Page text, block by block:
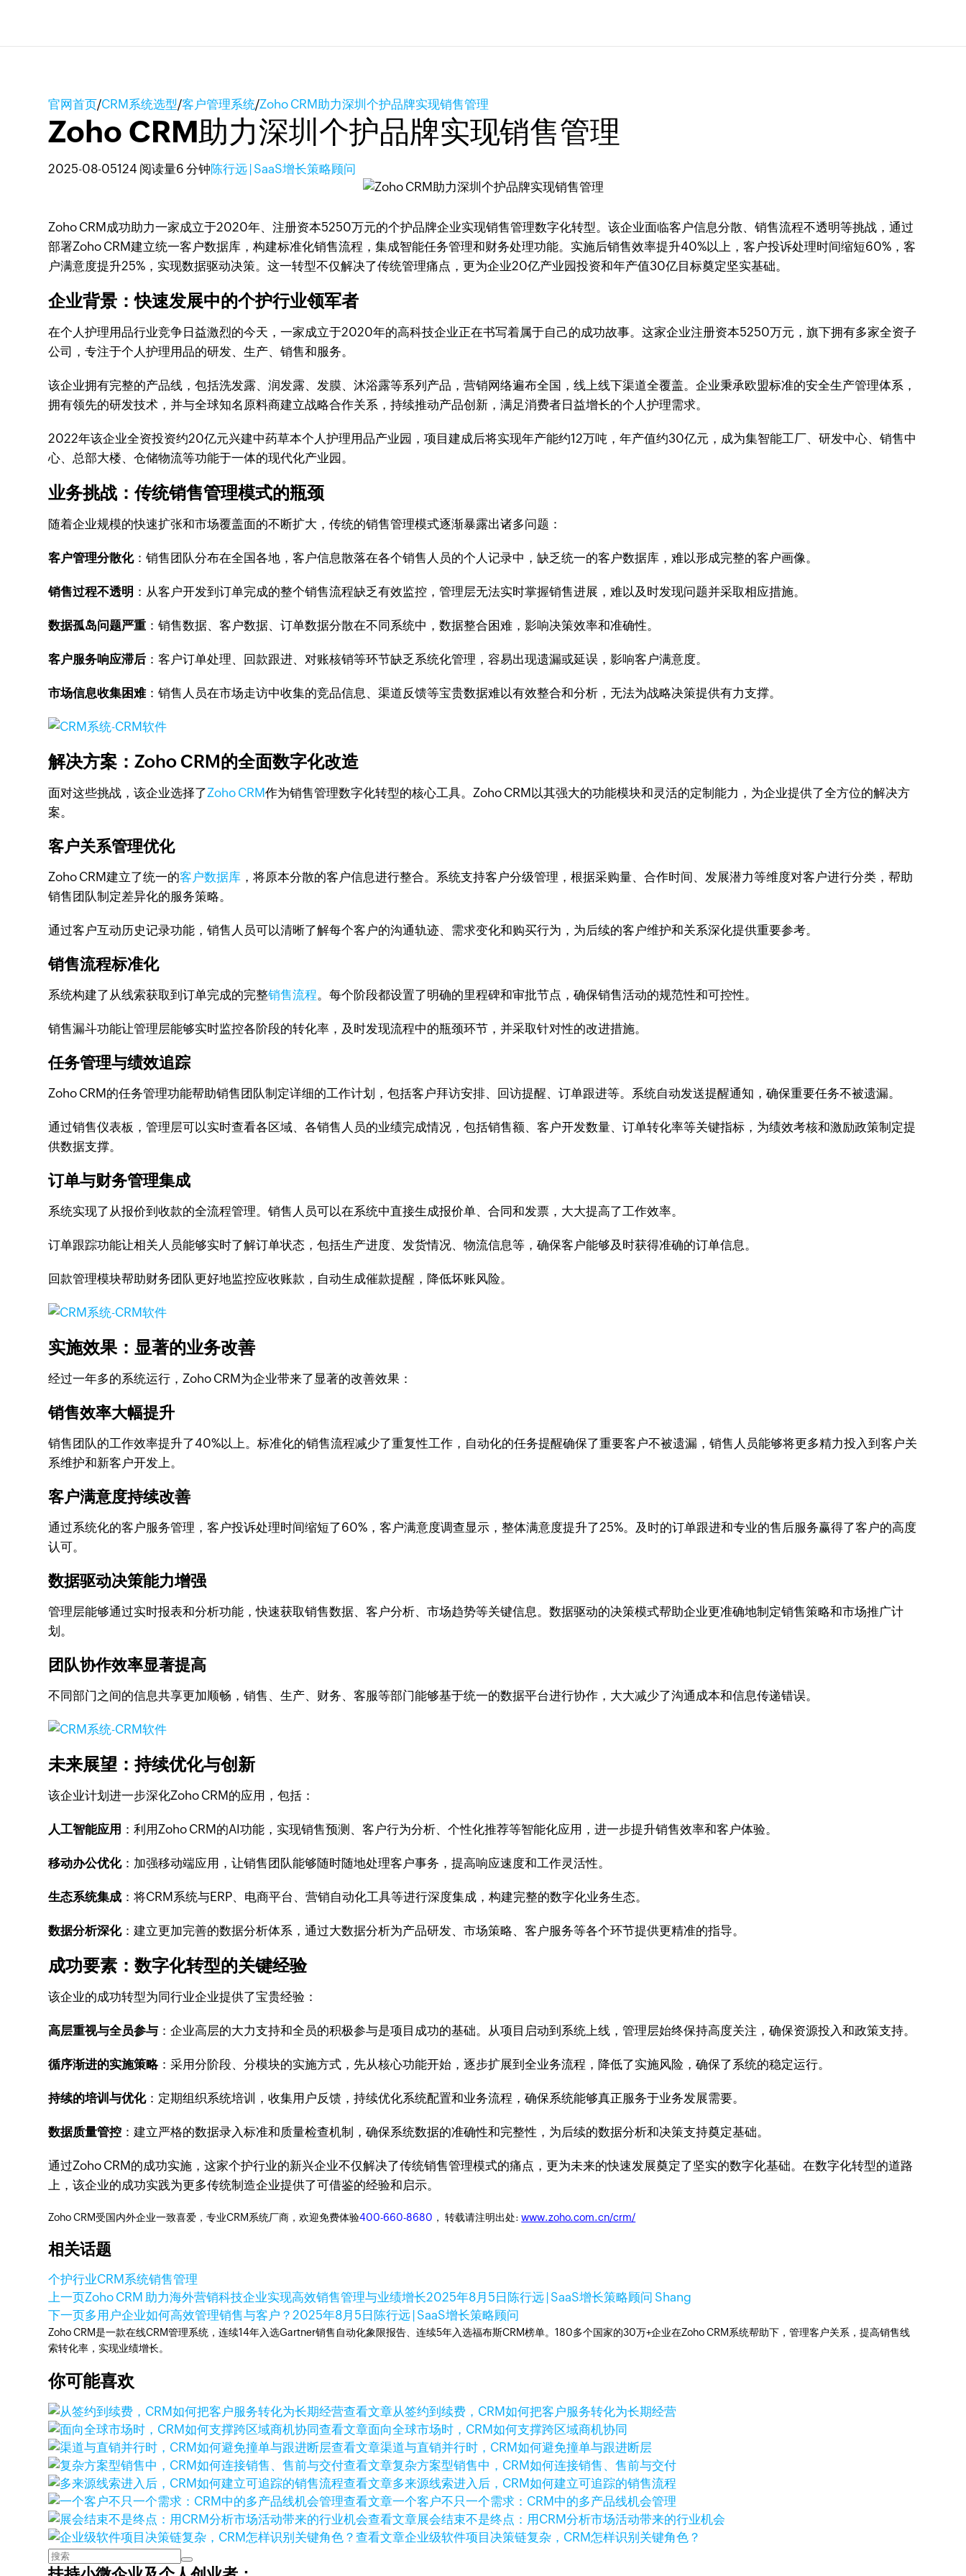
官网首页/CRM系统选型/客户管理系统/Zoho CRM助力深圳个护品牌实现销售管理
Zoho CRM助力深圳个护品牌实现销售管理
2025-08-05124 阅读量6 分钟陈行远 | SaaS增长策略顾问
Zoho CRM成功助力一家成立于2020年、注册资本5250万元的个护品牌企业实现销售管理数字化转型。该企业面临客户信息分散、销售流程不透明等挑战，通过
部署Zoho CRM建立统一客户数据库，构建标准化销售流程，集成智能任务管理和财务处理功能。实施后销售效率提升40%以上，客户投诉处理时间缩短60%，客
户满意度提升25%，实现数据驱动决策。这一转型不仅解决了传统管理痛点，更为企业20亿产业园投资和年产值30亿目标奠定坚实基础。
企业背景：快速发展中的个护行业领军者
在个人护理用品行业竞争日益激烈的今天，一家成立于2020年的高科技企业正在书写着属于自己的成功故事。这家企业注册资本5250万元，旗下拥有多家全资子
公司，专注于个人护理用品的研发、生产、销售和服务。
该企业拥有完整的产品线，包括洗发露、润发露、发膜、沐浴露等系列产品，营销网络遍布全国，线上线下渠道全覆盖。企业秉承欧盟标准的安全生产管理体系，
拥有领先的研发技术，并与全球知名原料商建立战略合作关系，持续推动产品创新，满足消费者日益增长的个人护理需求。
2022年该企业全资投资约20亿元兴建中药草本个人护理用品产业园，项目建成后将实现年产能约12万吨，年产值约30亿元，成为集智能工厂、研发中心、销售中
心、总部大楼、仓储物流等功能于一体的现代化产业园。
业务挑战：传统销售管理模式的瓶颈
随着企业规模的快速扩张和市场覆盖面的不断扩大，传统的销售管理模式逐渐暴露出诸多问题：
客户管理分散化：销售团队分布在全国各地，客户信息散落在各个销售人员的个人记录中，缺乏统一的客户数据库，难以形成完整的客户画像。
销售过程不透明 ：从客户开发到订单完成的整个销售流程缺乏有效监控，管理层无法实时掌握销售进展，难以及时发现问题并采取相应措施。
数据孤岛问题严重 ：销售数据、客户数据、订单数据分散在不同系统中，数据整合困难，影响决策效率和准确性。
客户服务响应滞后 ：客户订单处理、回款跟进、对账核销等环节缺乏系统化管理，容易出现遗漏或延误，影响客户满意度。
市场信息收集困难：销售人员在市场走访中收集的竞品信息、渠道反馈等宝贵数据难以有效整合和分析，无法为战略决策提供有力支撑。
解决方案：Zoho CRM的全面数字化改造
面对这些挑战，该企业选择了Zoho CRM作为销售管理数字化转型的核心工具。Zoho CRM以其强大的功能模块和灵活的定制能力，为企业提供了全方位的解决方
案。
客户关系管理优化
Zoho CRM建立了统一的客户数据库 ，将原本分散的客户信息进行整合。系统支持客户分级管理，根据采购量、合作时间、发展潜力等维度对客户进行分类，帮助
销售团队制定差异化的服务策略。
通过客户互动历史记录功能，销售人员可以清晰了解每个客户的沟通轨迹、需求变化和购买行为，为后续的客户维护和关系深化提供重要参考。
销售流程标准化
系统构建了从线索获取到订单完成的完整销售流程。每个阶段都设置了明确的里程碑和审批节点，确保销售活动的规范性和可控性。
销售漏斗功能让管理层能够实时监控各阶段的转化率，及时发现流程中的瓶颈环节，并采取针对性的改进措施。
任务管理与绩效追踪
Zoho CRM的任务管理功能帮助销售团队制定详细的工作计划，包括客户拜访安排、回访提醒、订单跟进等。系统自动发送提醒通知，确保重要任务不被遗漏。
通过销售仪表板，管理层可以实时查看各区域、各销售人员的业绩完成情况，包括销售额、客户开发数量、订单转化率等关键指标，为绩效考核和激励政策制定提
供数据支撑。
订单与财务管理集成
系统实现了从报价到收款的全流程管理。销售人员可以在系统中直接生成报价单、合同和发票，大大提高了工作效率。
订单跟踪功能让相关人员能够实时了解订单状态，包括生产进度、发货情况、物流信息等，确保客户能够及时获得准确的订单信息。
回款管理模块帮助财务团队更好地监控应收账款，自动生成催款提醒，降低坏账风险。
实施效果：显著的业务改善
经过一年多的系统运行，Zoho CRM为企业带来了显著的改善效果：
销售效率大幅提升
销售团队的工作效率提升了40%以上。标准化的销售流程减少了重复性工作，自动化的任务提醒确保了重要客户不被遗漏，销售人员能够将更多精力投入到客户关
系维护和新客户开发上。
客户满意度持续改善
通过系统化的客户服务管理，客户投诉处理时间缩短了60%，客户满意度调查显示，整体满意度提升了25%。及时的订单跟进和专业的售后服务赢得了客户的高度
认可。
数据驱动决策能力增强
管理层能够通过实时报表和分析功能，快速获取销售数据、客户分析、市场趋势等关键信息。数据驱动的决策模式帮助企业更准确地制定销售策略和市场推广计
划。
团队协作效率显著提高
不同部门之间的信息共享更加顺畅，销售、生产、财务、客服等部门能够基于统一的数据平台进行协作，大大减少了沟通成本和信息传递错误。
未来展望：持续优化与创新
该企业计划进一步深化Zoho CRM的应用，包括：
人工智能应用 ：利用Zoho CRM的AI功能，实现销售预测、客户行为分析、个性化推荐等智能化应用，进一步提升销售效率和客户体验。
移动办公优化：加强移动端应用，让销售团队能够随时随地处理客户事务，提高响应速度和工作灵活性。
生态系统集成 ：将CRM系统与ERP、电商平台、营销自动化工具等进行深度集成，构建完整的数字化业务生态。
数据分析深化：建立更加完善的数据分析体系，通过大数据分析为产品研发、市场策略、客户服务等各个环节提供更精准的指导。
成功要素：数字化转型的关键经验
该企业的成功转型为同行业企业提供了宝贵经验：
高层重视与全员参与 ：企业高层的大力支持和全员的积极参与是项目成功的基础。从项目启动到系统上线，管理层始终保持高度关注，确保资源投入和政策支持。
循序渐进的实施策略：采用分阶段、分模块的实施方式，先从核心功能开始，逐步扩展到全业务流程，降低了实施风险，确保了系统的稳定运行。
持续的培训与优化：定期组织系统培训，收集用户反馈，持续优化系统配置和业务流程，确保系统能够真正服务于业务发展需要。
数据质量管控 ：建立严格的数据录入标准和质量检查机制，确保系统数据的准确性和完整性，为后续的数据分析和决策支持奠定基础。
通过Zoho CRM的成功实施，这家个护行业的新兴企业不仅解决了传统销售管理模式的痛点，更为未来的快速发展奠定了坚实的数字化基础。在数字化转型的道路
上，该企业的成功实践为更多传统制造企业提供了可借鉴的经验和启示。
Zoho CRM受国内外企业一致喜爱，专业CRM系统厂商，欢迎免费体验400-660-8680 ， 转载请注明出处:www.zoho.com.cn/crm/
相关话题
个护行业CRM系统销售管理
上一页Zoho CRM 助力海外营销科技企业实现高效销售管理与业绩增长2025年8月5日 陈行远 | SaaS增长策略顾问 Shang
下一页多用户企业如何高效管理销售与客户？2025年8月5日 陈行远 | SaaS增长策略顾问
Zoho CRM是一款在线CRM管理系统，连续14年入选Gartner销售自动化象限报告、连续5年入选福布斯CRM榜单。180多个国家的30万+企业在Zoho CRM系统帮助下，管理客户关系，提高销售线
索转化率，实现业绩增长。
你可能喜欢
查看文章从签约到续费，CRM如何把客户服务转化为长期经营
查看文章面向全球市场时，CRM如何支撑跨区域商机协同
查看文章渠道与直销并行时，CRM如何避免撞单与跟进断层
查看文章复杂方案型销售中，CRM如何连接销售、售前与交付
查看文章多来源线索进入后，CRM如何建立可追踪的销售流程
查看文章一个客户不只一个需求：CRM中的多产品线机会管理
查看文章展会结束不是终点：用CRM分析市场活动带来的行业机会
查看文章企业级软件项目决策链复杂，CRM怎样识别关键角色？